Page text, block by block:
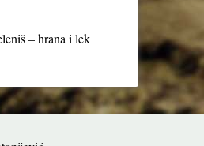
– hrana i lek